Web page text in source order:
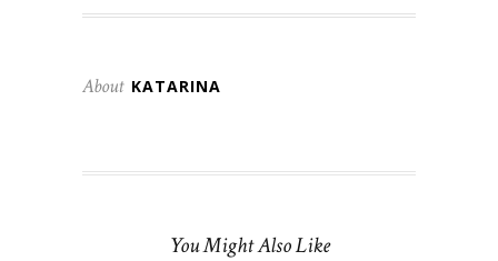
About KATARINA
You Might Also Like